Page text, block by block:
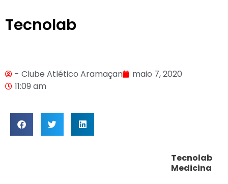
Tecnolab
- Clube Atlético Aramaçan
maio 7, 2020
11:09 am
Tecnolab
Medicina